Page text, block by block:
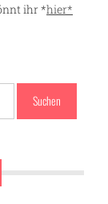
ihr *hier*